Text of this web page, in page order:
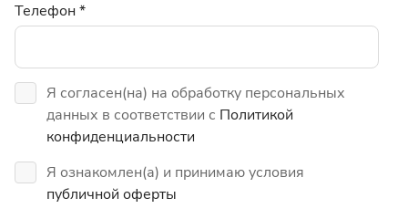
Телефон*
Я согласен(на) на обработку персональных
данных в соответствии с Политикой
конфиденциальности
Я ознакомлен(а) и принимаю условия
публичной оферты